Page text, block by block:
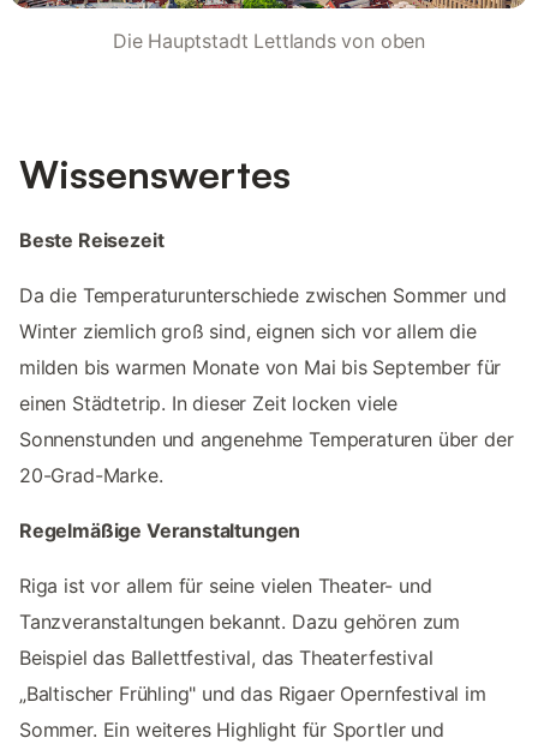
Die Hauptstadt Lettlands von oben
Wissenswertes
Beste Reisezeit
Da die Temperaturunterschiede zwischen Sommer und
Winter ziemlich groß sind, eignen sich vor allem die
milden bis warmen Monate von Mai bis September für
einen Städtetrip. In dieser Zeit locken viele
Sonnenstunden und angenehme Temperaturen über der
20-Grad-Marke.
Regelmäßige Veranstaltungen
Riga ist vor allem für seine vielen Theater- und
Tanzveranstaltungen bekannt. Dazu gehören zum
Beispiel das Ballettfestival, das Theaterfestival
„Baltischer Frühling" und das Rigaer Opernfestival im
Sommer. Ein weiteres Highlight für Sportler und